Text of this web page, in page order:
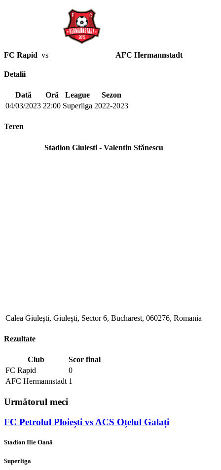
FC Rapid vs AFC Hermannstadt
Detalii
Dată Oră League
Sezon
04/03/2023 22:00 Superliga 2022-2023
Teren
Stadion Giulesti - Valentin Stănescu
Calea Giulești, Giulești, Sector 6, Bucharest, 060276, Romania
Rezultate
Club
Scor final
FC Rapid
0
AFC Hermannstadt 1
Următorul meci
FC Petrolul Ploiești vs ACS Oțelul Galați
Stadion Ilie Oană
Superliga